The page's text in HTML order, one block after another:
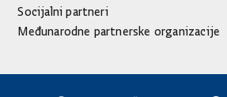
Socijalni partneri
Međunarodne partnerske organizacije